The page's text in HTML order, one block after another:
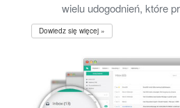
wielu udogodnień, które
Dowiedz się więcej »